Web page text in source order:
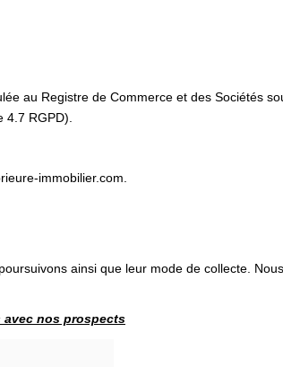
au Registre de Commerce et des Sociétés
RGPD).
immobilier.com.
ainsi que leur mode de collecte.
avec nos prospects